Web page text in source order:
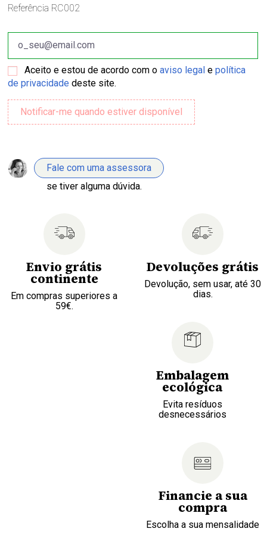
Referência RC002
Aceito e estou de acordo com oaviso legal epolítica
de privacidade deste site.
Fale com uma assessora
se tiver alguma dúvida.
Envio grátis
continente
Em compras superiores a
59€.
Devoluções grátis
Devolução, sem usar, até 30
dias.
Embalagem
ecológica
Evita resíduos
desnecessários
Financie a sua
compra
Escolha a sua mensalidade